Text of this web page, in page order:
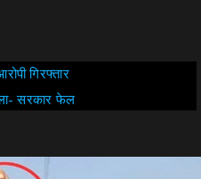
गिरफ्तार
सरकार फेल